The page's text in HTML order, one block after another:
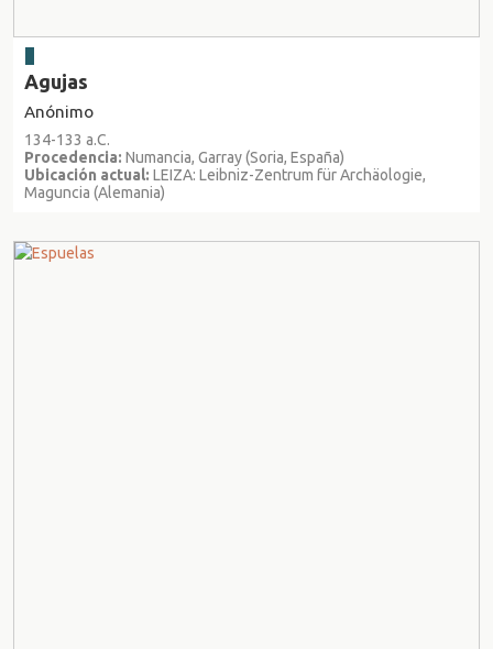
Agujas
Anónimo
134-133 a.C.
Procedencia: Numancia, Garray (Soria, España)
Ubicación actual: LEIZA: Leibniz-Zentrum für Archäologie,
Maguncia (Alemania)